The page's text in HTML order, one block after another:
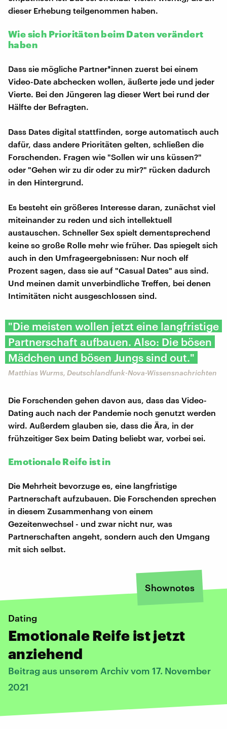
dieser Erhebung teilgenommen haben.
Wie sich Prioritäten beim Daten verändert
haben
Dass sie mögliche Partner*innen zuerst bei einem
Video-Date abchecken wollen, äußerte jede und jeder
Vierte. Bei den Jüngeren lag dieser Wert bei rund der
Hälfte der Befragten.
Dass Dates digital stattfinden, sorge automatisch auch
dafür, dass andere Prioritäten gelten, schließen die
Forschenden. Fragen wie "Sollen wir uns küssen?"
oder "Gehen wir zu dir oder zu mir?" rücken dadurch
in den Hintergrund.
Es besteht ein größeres Interesse daran, zunächst viel
miteinander zu reden und sich intellektuell
austauschen. Schneller Sex spielt dementsprechend
keine so große Rolle mehr wie früher. Das spiegelt sich
auch in den Umfrageergebnissen: Nur noch elf
Prozent sagen, dass sie auf "Casual Dates" aus sind.
Und meinen damit unverbindliche Treffen, bei denen
Intimitäten nicht ausgeschlossen sind.
"Die meisten wollen jetzt eine langfristige
Partnerschaft aufbauen. Also: Die bösen
Mädchen und bösen Jungs sind out."
Matthias Wurms, Deutschlandfunk-Nova-Wissensnachrichten
Die Forschenden gehen davon aus, dass das Video-
Dating auch nach der Pandemie noch genutzt werden
wird. Außerdem glauben sie, dass die Ära, in der
frühzeitiger Sex beim Dating beliebt war, vorbei sei.
Emotionale Reife ist in
Die Mehrheit bevorzuge es, eine langfristige
Partnerschaft aufzubauen. Die Forschenden sprechen
in diesem Zusammenhang von einem
Gezeitenwechsel - und zwar nicht nur, was
Partnerschaften angeht, sondern auch den Umgang
mit sich selbst.
Shownotes
Dating
Emotionale Reife ist jetzt
anziehend
Beitrag aus unserem Archiv vom 17. November
2021